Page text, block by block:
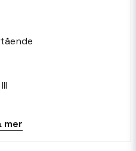
III är en innovativ
livets väsen genom
mer